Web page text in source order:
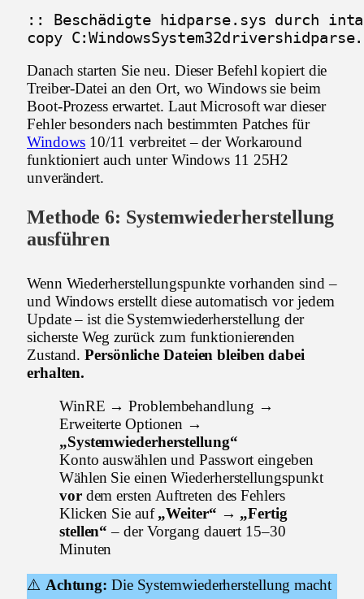
:: Beschädigte hidparse.sys durch
copy
Danach starten Sie neu. Dieser Befehl kopiert die
Treiber-Datei an den Ort, wo Windows sie beim
Boot-Prozess erwartet. Laut Microsoft war dieser
Fehler besonders nach bestimmten Patches für
Windows 10/11 verbreitet – der Workaround
funktioniert auch unter Windows 11 25H2
unverändert.
Methode 6: Systemwiederherstellung
ausführen
Wenn Wiederherstellungspunkte vorhanden sind –
und Windows erstellt diese automatisch vor jedem
Update – ist die Systemwiederherstellung der
sicherste Weg zurück zum funktionierenden
Zustand.Persönliche Dateien bleiben dabei
erhalten.
WinRE → Problembehandlung →
Erweiterte Optionen →
„Systemwiederherstellung“
Konto auswählen und Passwort eingeben
Wählen Sie einen Wiederherstellungspunkt
vordem ersten Auftreten des Fehlers
Klicken Sie auf„Weiter“ → „Fertig
stellen“ – der Vorgang dauert 15–30
Minuten
⚠️ Achtung: Die Systemwiederherstellung macht